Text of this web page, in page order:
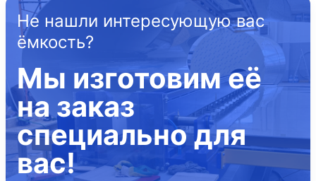
Не нашли интересующую вас
ёмкость?
Мы изготовим её
на заказ
специально для
вас!